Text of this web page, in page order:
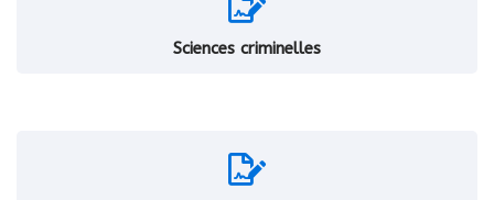
Sciences criminelles